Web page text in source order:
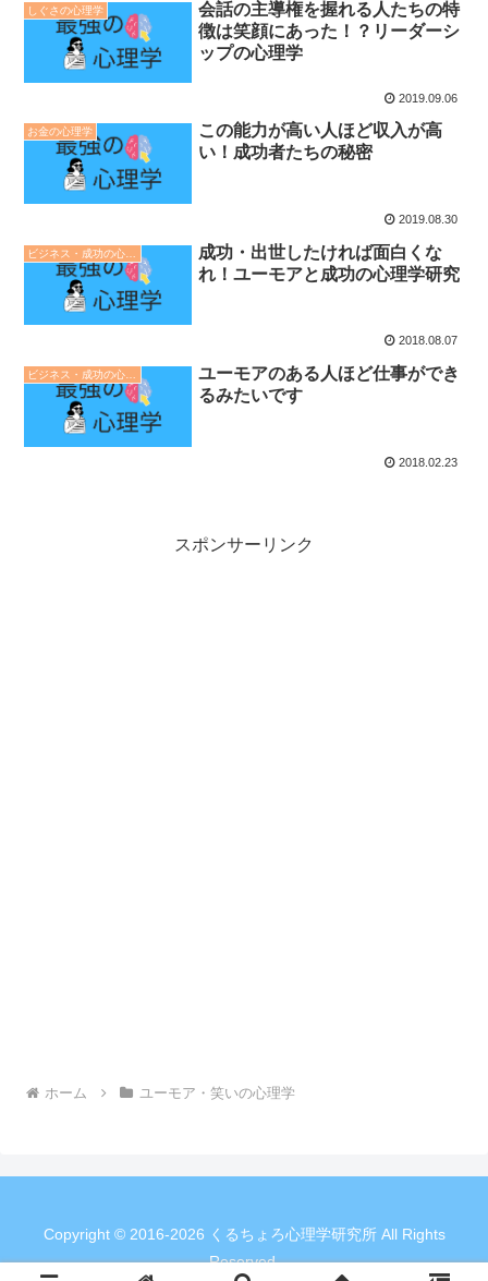
しぐさの心理学
会話の主導権を握れる人たちの特
徴は笑顔にあった！？リーダーシ
ップの心理学
2019.09.06
お金の心理学
この能力が高い人ほど収入が高
い！成功者たちの秘密
2019.08.30
成功・出世したければ面白くな
れ！ユーモアと成功の心理学研究
2018.08.07
ユーモアのある人ほど仕事ができ
るみたいです
2018.02.23
スポンサーリンク
ホーム ユーモア・笑いの心理学
Copyright © 2016-2026 くるちょろ心理学研究所 All Rights
Reserved.